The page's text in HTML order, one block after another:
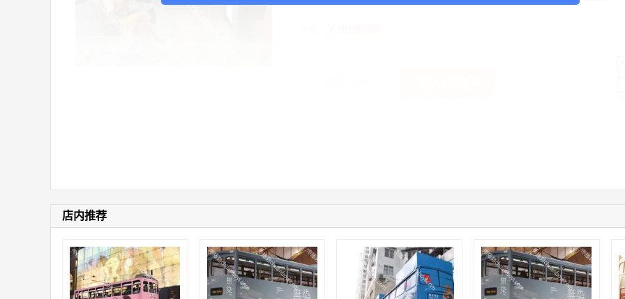
03:40:56 157****6971 联系了该媒体所在商家
11:44:28
130****3379 联系了该媒体所在商家
08:36:41
191****0991
联系了该媒体所在商家
05:24:34
186****8762 联系了该媒体所在商家
店内推荐